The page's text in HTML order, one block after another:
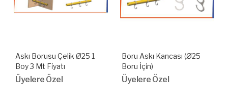
Askı Borusu Çeli̇k Ø25 1
Boy 3 Mt Fi̇yatı
Üyelere Özel
Boru Askı Kancası (Ø25
Boru İçi̇n)
Üyelere Özel